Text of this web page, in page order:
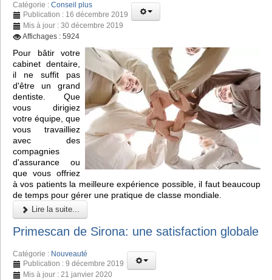
Catégorie : Conseil plus
Publication : 16 décembre 2019
Mis à jour : 30 décembre 2019
Affichages : 5924
Pour bâtir votre
cabinet dentaire,
il ne suffit pas
d'être un grand
dentiste. Que
vous dirigiez
votre équipe, que
vous travailliez
avec des
compagnies
d'assurance ou
que vous offriez
à vos patients la meilleure expérience possible, il faut beaucoup
de temps pour gérer une pratique de classe mondiale.
Lire la suite...
Primescan de Sirona: une satisfaction globale
Catégorie : Nouveauté
Publication : 9 décembre 2019
Mis à jour : 21 janvier 2020